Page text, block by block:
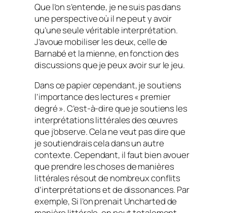
Que l’on s’entende, je ne suis pas dans
une perspective où il ne peut y avoir
qu’une seule véritable interprétation.
J’avoue mobiliser les deux, celle de
Barnabé et la mienne, en fonction des
discussions que je peux avoir sur le jeu.
Dans ce papier cependant, je soutiens
l’importance des lectures « premier
degré ». C’est-à-dire que je soutiens les
interprétations littérales des œuvres
que j’observe. Cela ne veut pas dire que
je soutiendrais cela dans un autre
contexte. Cependant, il faut bien avouer
que prendre les choses de manières
littérales résout de nombreux conflits
d’interprétations et de dissonances. Par
exemple, Si l’on prenait Unchartedde